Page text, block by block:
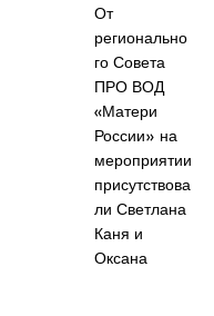
От
регионально
го Совета
ПРО ВОД
«Матери
России» на
мероприятии
присутствова
ли Светлана
Каня и
Оксана